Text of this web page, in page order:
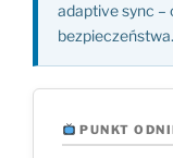
adaptive sync –
bezpieczeństwa.
PUNKT